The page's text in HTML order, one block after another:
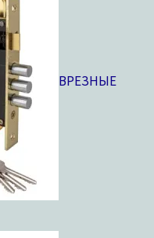
ВРЕЗНЫЕ